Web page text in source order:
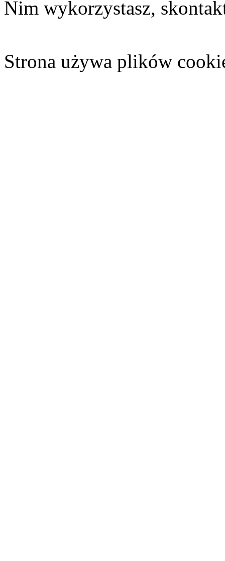
Nim wykorzystasz,
Strona używa plików